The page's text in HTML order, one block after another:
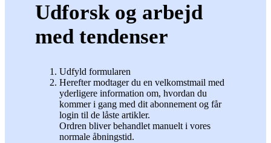
Udforsk og arbejd
med tendenser
Udfyld formularen
Herefter modtager du en velkomstmail med
yderligere information om, hvordan du
kommer i gang med dit abonnement og får
login til de låste artikler.
Ordren bliver behandlet manuelt i vores
normale åbningstid.